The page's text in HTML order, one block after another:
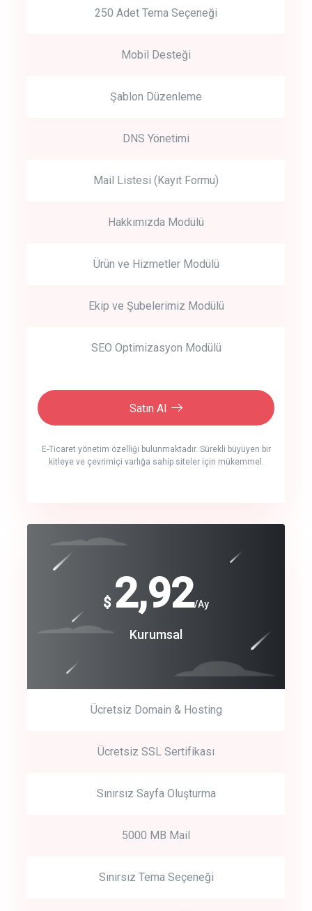
250 Adet Tema Seçeneği
Mobil Desteği
Şablon Düzenleme
DNS Yönetimi
Mail Listesi (Kayıt Formu)
Hakkımızda Modülü
Ürün ve Hizmetler Modülü
Ekip ve Şubelerimiz Modülü
SEO Optimizasyon Modülü
Satın Al
E-Ticaret yönetim özelliği bulunmaktadır. Sürekli büyüyen bir
kitleye ve çevrimiçi varlığa sahip siteler için mükemmel.
crm auto cync
track energy costs
Get Started
Start by trying our service for 30 days free trial no credit card
$ 2,92/Ay
Kurumsal
Ücretsiz Domain & Hosting
Ücretsiz SSL Sertifikası
Sınırsız Sayfa Oluşturma
5000 MB Mail
Sınırsız Tema Seçeneği
$
240
Coroprate